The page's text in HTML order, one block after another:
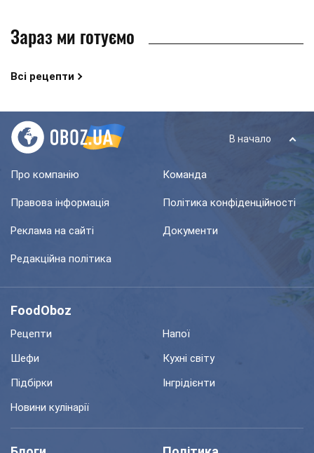
Зараз ми готуємо
Всі рецепти
В начало
Про компанію Команда
Правова інформація Політика конфіденційності
Реклама на сайті Документи
Редакційна політика
FoodOboz
Рецепти
Напої
Шефи
Кухні світу
Підбірки
Інгрідієнти
Новини кулінарії